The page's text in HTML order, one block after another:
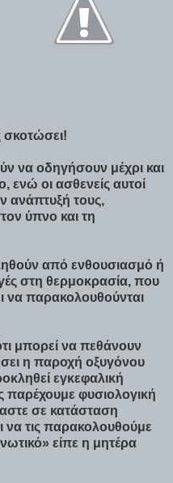
σκοτώσει!
να οδηγήσουν μέχρι και
ενώ οι ασθενείς αυτοί
ανάπτυξή τους,
ύπνο και τη
από ενθουσιασμό ή
στη θερμοκρασία, που
να παρακολουθούνται
μπορεί να πεθάνουν
η παροχή οξυγόνου
εγκεφαλική
φυσιολογική
σε κατάσταση
τις παρακολουθούμε
είπε η μητέρα